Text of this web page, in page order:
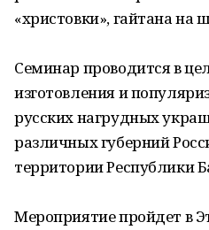
«христовки», гайтана на
Семинар проводится в
изготовления и
русских нагрудных
различных губерний
территории Республики
Мероприятие пройдет в